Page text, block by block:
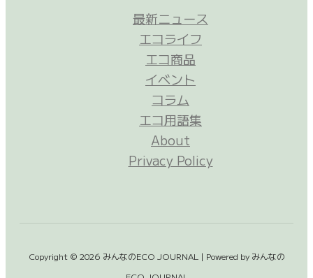
最新ニュース
エコライフ
エコ商品
イベント
コラム
エコ用語集
About
Privacy Policy
Copyright © 2026 みんなのECO JOURNAL | Powered by みんなの